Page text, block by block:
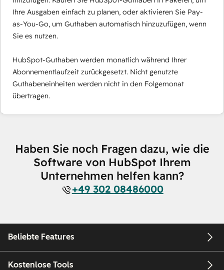
Ihre Ausgaben einfach zu planen, oder aktivieren Sie Pay-
as-You-Go, um Guthaben automatisch hinzuzufügen, wenn
Sie es nutzen.
HubSpot-Guthaben werden monatlich während Ihrer
Abonnementlaufzeit zurückgesetzt. Nicht genutzte
Guthabeneinheiten werden nicht in den Folgemonat
übertragen.
Haben Sie noch Fragen dazu, wie die
Software von HubSpot Ihrem
Unternehmen helfen kann?
+49 302 08486000
Beliebte Features
Kostenlose Tools